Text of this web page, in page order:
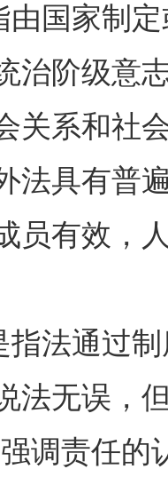
国家制
治阶级意
关系和社
法具有普
员有效，
指法通过
法无误，
调责任